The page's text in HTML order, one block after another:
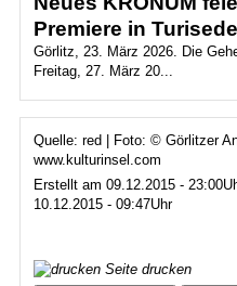
Premiere in Turisede
Görlitz, 23. März 2026. Die
Freitag, 27. März 20...
Quelle: red | Foto: © Görlitzer
www.kulturinsel.com
Erstellt am 09.12.2015 -
10.12.2015 - 09:47Uhr
Seite drucken